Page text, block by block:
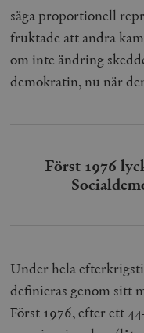
säga proportionell
fruktade att andra
om inte ändring
demokratin, nu när
Först 1976
Under hela
definieras genom sitt
Först 1976, efter ett